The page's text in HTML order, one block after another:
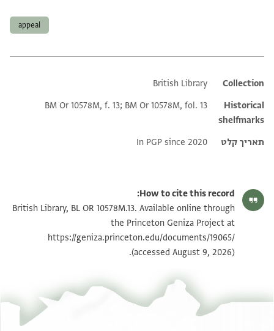
appeal
Additional metadata
Collection
British Library
Historical
shelfmarks
BM Or 10578M, f. 13; BM Or 10578M, fol. 13
תאריך קלט In PGP since 2020
How to cite this record:
British Library, BL OR 10578M.13. Available online through
the Princeton Geniza Project at
https://geniza.princeton.edu/documents/19065/
(accessed August 9, 2026).